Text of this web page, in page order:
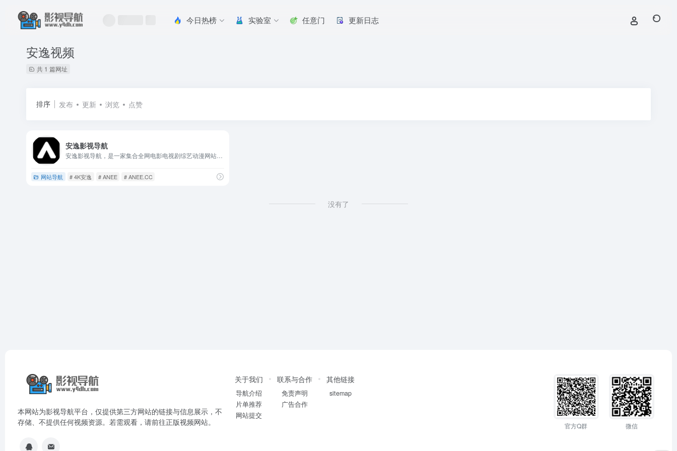
今日热榜 实验室 任意门 更新日志
安逸视频
共 1 篇网址
排序 发布 更新 浏览 点赞
安逸影视导航
网站导航 # 4K安逸 # ANEE # ANEE.CC
没有了
本网站为影视导航平台，仅提供第三方网站的链接与信息展示，不
存储、不提供任何视频资源。若需观看，请前往正版视频网站。
关于我们
导航介绍
片单推荐
网站提交
联系与合作
免责声明
广告合作
其他链接
sitemap
官方Q群 微信